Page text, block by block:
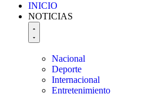
INICIO
NOTICIAS
Nacional
Deporte
Internacional
Entretenimiento